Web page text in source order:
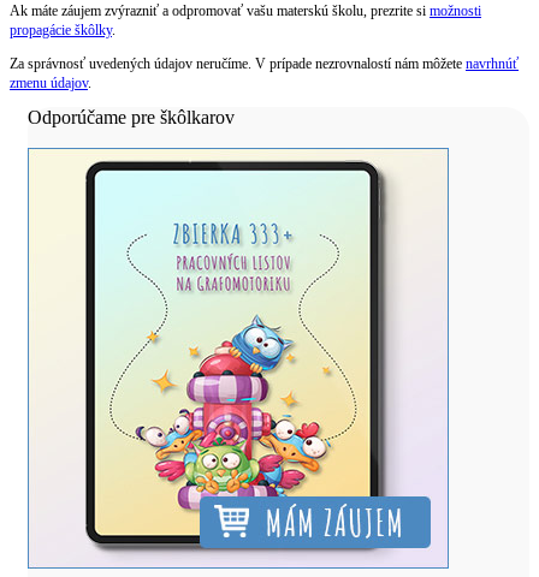
Ak máte záujem zvýrazniť a odpromovať vašu materskú školu, prezrite si možnosti
propagácie škôlky.
Za správnosť uvedených údajov neručíme. V prípade nezrovnalostí nám môžete navrhnúť
zmenu údajov.
Odporúčame pre škôlkarov